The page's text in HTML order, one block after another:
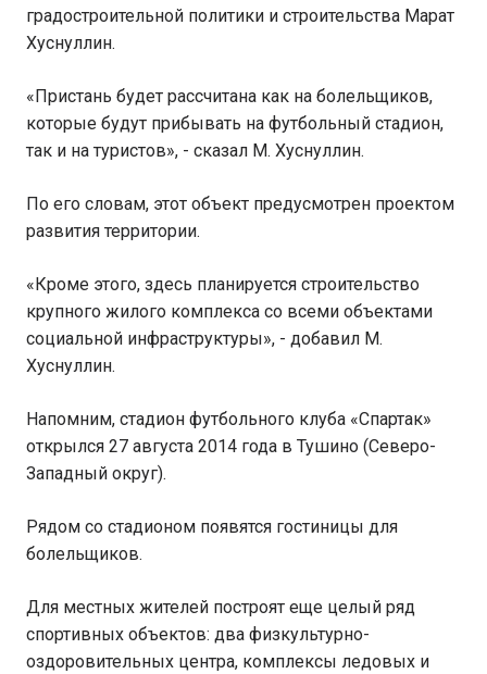
градостроительной политики и строительства Марат
Хуснуллин.
«Пристань будет рассчитана как на болельщиков,
которые будут прибывать на футбольный стадион,
так и на туристов», - сказал М. Хуснуллин.
По его словам, этот объект предусмотрен проектом
развития территории.
«Кроме этого, здесь планируется строительство
крупного жилого комплекса со всеми объектами
социальной инфраструктуры», - добавил М.
Хуснуллин.
Напомним, стадион футбольного клуба «Спартак»
открылся 27 августа 2014 года в Тушино (Северо-
Западный округ).
Рядом со стадионом появятся гостиницы для
болельщиков.
Для местных жителей построят еще целый ряд
спортивных объектов: два физкультурно-
оздоровительных центра, комплексы ледовых и